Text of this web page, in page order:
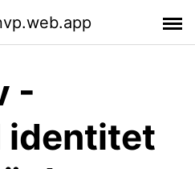
-
identitet